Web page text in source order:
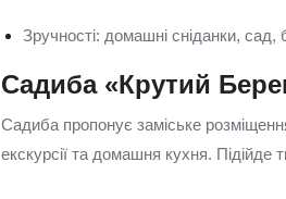
Зручності: домашні сніданки,
Садиба «Крутий
Садиба пропонує заміське
екскурсії та домашня кухня. Підійде